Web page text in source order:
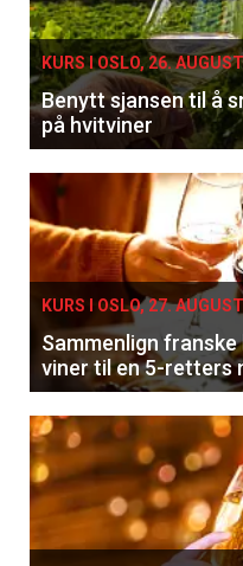
KURS I OSLO, 26. AUGUST
Benytt sjansen til å
på hvitviner
KURS I OSLO, 27. AUGUST
Sammenlign
viner til en 5-retters